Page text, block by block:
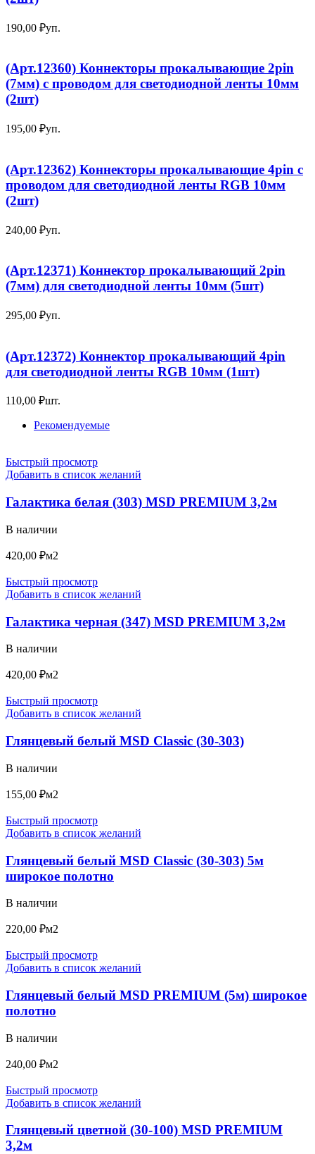
190,00 ₽уп.
(Арт.12360) Коннекторы прокалывающие 2pin
(7мм) с проводом для светодиодной ленты 10мм
(2шт)
195,00 ₽уп.
(Арт.12362) Коннекторы прокалывающие 4pin с
проводом для светодиодной ленты RGB 10мм
(2шт)
240,00 ₽уп.
(Арт.12371) Коннектор прокалывающий 2pin
(7мм) для светодиодной ленты 10мм (5шт)
295,00 ₽уп.
(Арт.12372) Коннектор прокалывающий 4pin
для светодиодной ленты RGB 10мм (1шт)
110,00 ₽шт.
Рекомендуемые
Быстрый просмотр
Добавить в список желаний
Галактика белая (303) MSD PREMIUM 3,2м
В наличии
420,00 ₽м2
Быстрый просмотр
Добавить в список желаний
Галактика черная (347) MSD PREMIUM 3,2м
В наличии
420,00 ₽м2
Быстрый просмотр
Добавить в список желаний
Глянцевый белый MSD Classic (30-303)
В наличии
155,00 ₽м2
Быстрый просмотр
Добавить в список желаний
Глянцевый белый MSD Classic (30-303) 5м
широкое полотно
В наличии
220,00 ₽м2
Быстрый просмотр
Добавить в список желаний
Глянцевый белый MSD PREMIUM (5м) широкое
полотно
В наличии
240,00 ₽м2
Быстрый просмотр
Добавить в список желаний
Глянцевый цветной (30-100) MSD PREMIUM
3,2м